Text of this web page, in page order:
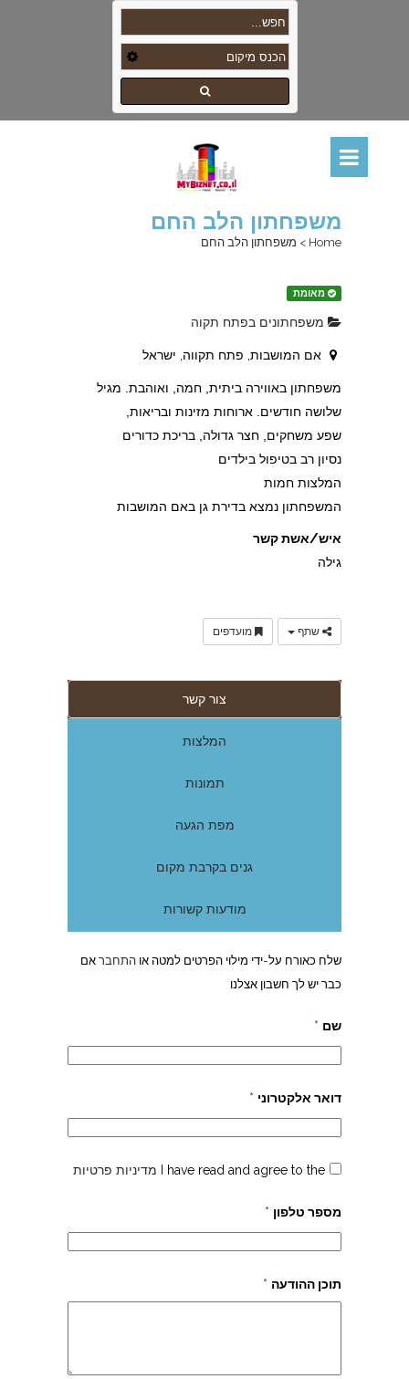
משפחתון הלב החם
Home
> משפחתון הלב החם
מאומת
משפחתונים בפתח תקוה
אם המושבות, פתח תקווה, ישראל
משפחתון באווירה ביתית, חמה, ואוהבת. מגיל
שלושה חודשים. ארוחות מזינות ובריאות,
שפע משחקים, חצר גדולה, בריכת כדורים
נסיון רב בטיפול בילדים
המלצות חמות
המשפחתון נמצא בדירת גן באם המושבות
איש/אשת קשר
גילה
שתף מועדפים
צור קשר
המלצות
תמונות
מפת הגעה
גנים בקרבת מקום
מודעות קשורות
שלח כאורח על-ידי מילוי הפרטים למטה או התחבראם
כבר יש לך חשבון אצלנו
שם *
דואר אלקטרוני *
I have read and agree to the מדיניות פרטיות
מספר טלפון *
תוכן ההודעה *